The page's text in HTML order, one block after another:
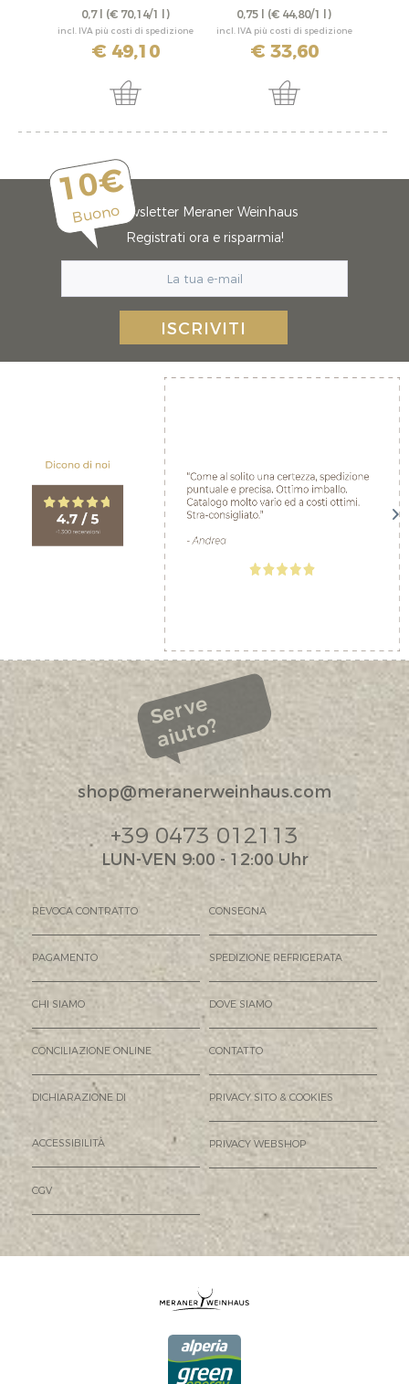
0,7 l (€ 70,14/1 l)
incl. IVA più costi di spedizione
€ 49,10
0,75 l (€ 44,80/1 l)
incl. IVA più costi di spedizione
€ 33,60
10€
BuonoNewsletter Meraner Weinhaus
Registrati ora e risparmia!
ISCRIVITI
Serve
aiuto?
shop@meranerweinhaus.com
+39 0473 012113
LUN-VEN 9:00 - 12:00 Uhr
REVOCA CONTRATTO CONSEGNA
PAGAMENTO SPEDIZIONE REFRIGERATA
CHI SIAMO DOVE SIAMO
CONCILIAZIONE ONLINE CONTATTO
DICHIARAZIONE DI
ACCESSIBILITÀ
PRIVACY SITO & COOKIES
PRIVACY WEBSHOP
CGV